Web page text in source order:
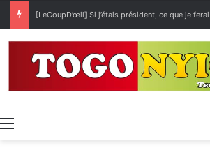
[LeCoupD’œil] Si j’étais président, ce que je
Menu